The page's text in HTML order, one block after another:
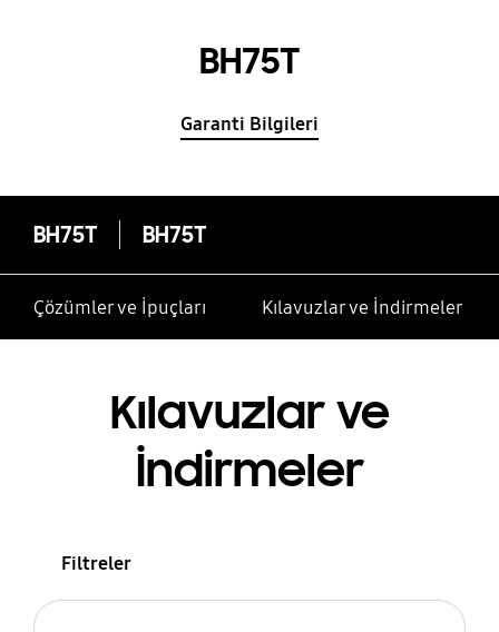
BH75T
Garanti Bilgileri
BH75T BH75T
Çözümler ve İpuçları Kılavuzlar ve İndirmeler
Kılavuzlar ve
İndirmeler
Filtreler